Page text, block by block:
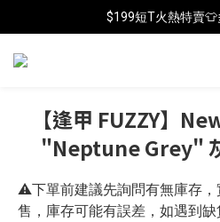
📦年中破盤出清
$199短T火熱特賣👕
📦年中破盤出清(
【逢甲 FUZZY】
"Neptune Grey"
⚠️下單前建議先詢問有無庫存，
售，庫存可能有誤差，如遇到缺